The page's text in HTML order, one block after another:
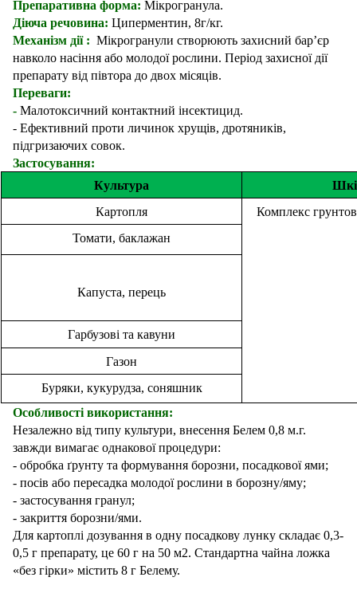
Препаративна форма: Мікрогранула.
Діюча речовина: Циперментин, 8г/кг.
Механізм дії : Мікрогранули створюють захисний бар’єр
навколо насіння або молодої рослини. Період захисної дії
препарату від півтора до двох місяців.
Переваги:
- Малотоксичний контактний інсектицид.
- Ефективний проти личинок хрущів, дротяників,
підгризаючих совок.
Застосування:
Культура
Картопля
Комплекс
Томати, баклажан
Капуста, перець
Гарбузові та кавуни
Газон
Буряки, кукурудза, соняшник
Особливості використання:
Незалежно від типу культури, внесення Белем 0,8 м.г.
завжди вимагає однакової процедури:
- обробка ґрунту та формування борозни, посадкової ями;
- посів або пересадка молодої рослини в борозну/яму;
- застосування гранул;
- закриття борозни/ями.
Для картоплі дозування в одну посадкову лунку складає 0,3-
0,5 г препарату, це 60 г на 50 м2. Стандартна чайна ложка
«без гірки» містить 8 г Белему.